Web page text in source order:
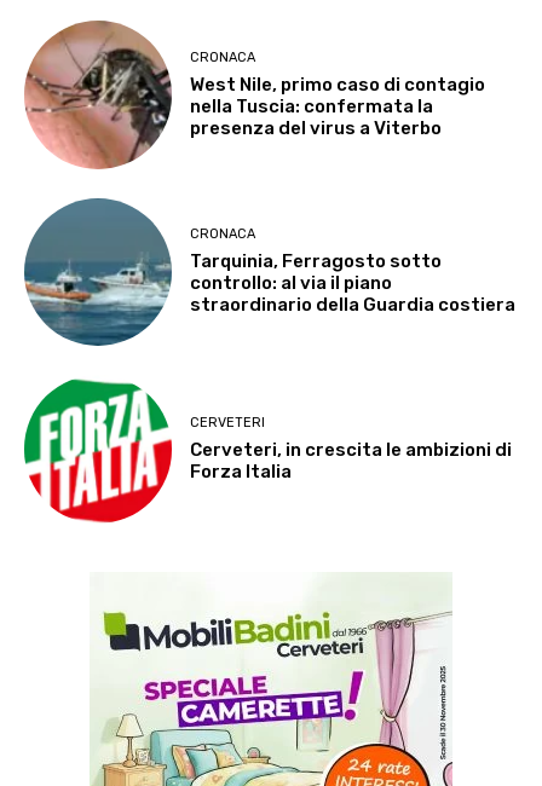
CRONACA
West Nile, primo caso di contagio
nella Tuscia: confermata la
presenza del virus a Viterbo
CRONACA
Tarquinia, Ferragosto sotto
controllo: al via il piano
straordinario della Guardia costiera
CERVETERI
Cerveteri, in crescita le ambizioni di
Forza Italia